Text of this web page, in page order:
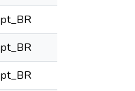
pt_BR
pt_BR
pt_BR